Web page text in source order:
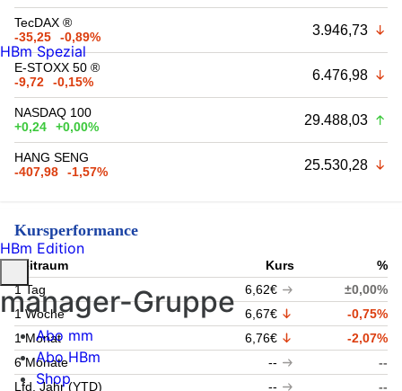
TecDAX ®
-35,25
-0,89% 3.946,73
E-STOXX 50 ®
-9,72
-0,15% 6.476,98
NASDAQ 100
+0,24
+0,00% 29.488,03
HANG SENG
-407,98
-1,57% 25.530,28
Kursperformance
Zeitraum Kurs
%
1 Tag
6,62€
±0,00%
1 Woche
6,67€
-0,75%
1 Monat
6,76€
-2,07%
6 Monate
--
--
Lfd. Jahr (YTD)
--
--
HBm Spezial
HBm Edition
manager-Gruppe
Abo mm
Abo HBm
Shop